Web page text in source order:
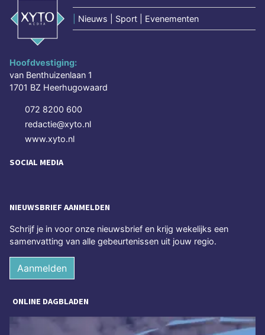
Nieuws | Sport | Evenementen
Hoofdvestiging:
van Benthuizenlaan 1
1701 BZ Heerhugowaard
072 8200 600
redactie@xyto.nl
www.xyto.nl
SOCIAL MEDIA
NIEUWSBRIEF AANMELDEN
Schrijf je in voor onze nieuwsbrief en krijg wekelijks een
samenvatting van alle gebeurtenissen uit jouw regio.
Aanmelden
ONLINE DAGBLADEN